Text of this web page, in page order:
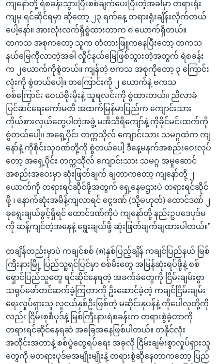
ကျနော်တို့ ရဲစခန်းသွားပြီးစစ်ချက်ပေးပြီးတဲ့အခါမှာ တရားရုံး
ကျမှ ရင်ဆိုင်ရမှာ ဆိုတော့ ၂၃ ရက်နေ့ တရားရုံးချိန်းလိုက်တယ်
ပေါ့နော်။ အားလုံးလက်ရှိစွဲထားတာက ၈ ယောက်ရှိတယ်။
တကသ အစုကတော့ သူက တံတားဖြူကနေပြီးတော့ တကသ
နယ်မြေကိုလာတဲ့အခါ လှိုင်နယ်မြေဖြစ်သွားတဲ့အတွက် ရဲစခန်း
က ၂ယောက်ကိုစွဲတယ်။ ကျန်တဲ့ ဗကသ အစုကိုတော့ ၃ ကြောင်း
လုံးကို စွဲတယ်ပေါ့။ တကြောင်းကို ၂ ယောက်နဲ့ ဗကသ
စစ်ကြောင်း ဝေယံစိုးမိုးနဲ့ သူရလင်းကို စွဲထားတယ်။ ညီလာခံ
ပြင်ဆင်ရေးကော်မတီ အထက်မြန်မာပြည်က ကျောင်းသား
ကိုယ်စားလှယ်တွေပါတဲ့အဖွဲ့ မအိသီရိကျော်နဲ့ ကိုခိုင်မင်းထက်ကို
စွဲတယ်ပေါ့။ အရှေ့ပိုင်း တက္ကသိုလ် ကျောင်းသား သမဂ္ဂထဲက ကျ
နော်နဲ့ ကိုစိုင်းသုဝဏ်တို့ကို စွဲတယ်ပေါ့ ဒီနေ့မနက်အစည်းဝေးလုပ်
တော့ အရှေ့ပိုင်း တက္ကသိုလ် ကျောင်းသား သမဂ္ဂ အမှုဆောင်
အစည်းအဝေးမှာ ဆုံးဖြတ်ချက် ချတာကတော့ ကျနော်တို့ ၂
ယောက်ကို တရားရင်ဆိုင်ဖို့အတွက် ရှေ့နေမဌားပဲ တရားရင်ဆိုင်
ဖို့ ၊ နောက်ဆုံးအမိန့်ကျလာရင် ငွေဒဏ် (သို့မဟုတ်) ထောင်ဒဏ် ၂
ခုရွေးချယ်ခွင့်ရှိရင် ထောင်ဒဏ်ကိုပဲ ကျနော်တို့ နည်းဥပဒေပုဒ်မ
ကို ဆန့်ကျင်တဲ့အနေနဲ့ ရွေးချယ်ဖို့ ဆုံးဖြတ်ချက်ချထားပါတယ်။”
တချိန်တည်းမှာပဲ ကချင်စစ် (၈)နှစ်ပြည့်ချိန် ကချင်ပြည်နယ် မြစ်
ကြီးနားမြို့ ပြည်သူ့ရင်ပြင်မှာ စစ်မီးတွေ အမြန်ဆုံးရပ်ဖို့နဲ့ စစ်
ရှောင်ပြည်သူတွေ ရင်ဆိုင်နေရတဲ့ အခက်ခဲတွေကို ငြိမ်းချမ်းစွာ
သရုပ်ဖော်တင်ဆက်ခဲ့ကြတာကို ဦးဆောင်ခဲ့တဲ့ ကချင်ငြိမ်းချမ်း
ရေးလှုပ်ရှားသူ လူငယ်နှစ်ဦးဖြစ်တဲ့ မဆိုင်းနုပန်နဲ့ ကိုပေါလုတို့ကို
လည်း ငြိမ်းစုစီပုဒ်နဲ့ မြစ်ကြီးနားရဲစခန်းက တရားစွဲခဲ့တာကို
တရားရင်ဆိုင်နေရဆဲ အခြေအနေဖြစ်ပါတယ်။ တနိုင်လုံး
အတိုင်းအတာနဲ့ စစ်ပွဲတွေရပ်ရေး အခုလို ငြိမ်းချမ်းစွာလှုပ်ရှားသူ
တွေကို မတရားပုဒ်မအမျိုးမျိုးနဲ့ တရားစွဲဆိုနေတာကတော့ ပြည်